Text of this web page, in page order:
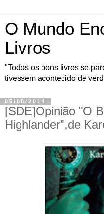
O Mundo
Livros
"Todos os bons livros se
tivessem acontecido de
05/08/2014
[SDE]Opinião "O
Highlander",de